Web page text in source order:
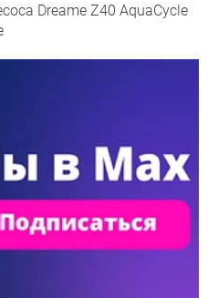
Dreame Z40 AquaCycle